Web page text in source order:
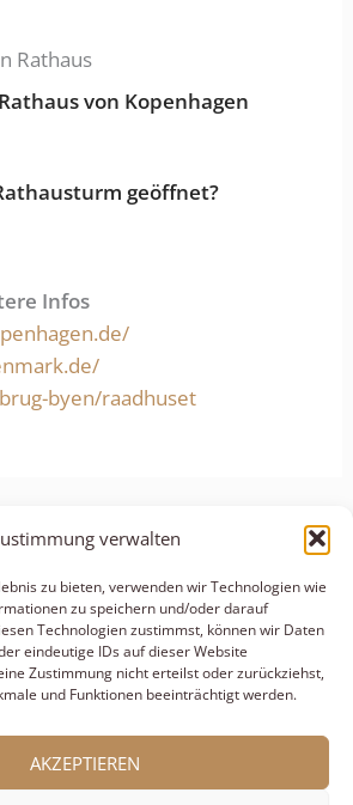
verwalten
zu bieten, verwenden wir Technologien wie
zu speichern und/oder darauf
Technologien zustimmst, können wir Daten
eindeutige IDs auf dieser Website
Zustimmung nicht erteilst oder zurückziehst,
und Funktionen beeinträchtigt werden.
AKZEPTIEREN
Rathaus
von Kopenhagen
geöffnet?
Infos
byen/raadhuset
Compass Copenhagen
Cookie-Richtlinien